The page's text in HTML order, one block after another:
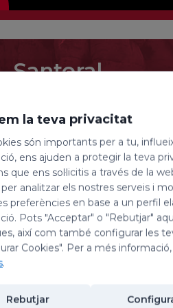
Santoral
Sant
Avui, dia 8 d’agost,
Ciríac, màrtir; i la de
Sant Domènec de
Va néixer cap al
teologia a Palència
catedral d’Osma.
la teva privacitat
són importants per a tu,
ens ajuden a protegir la teva
que ens sol·licitis a través de la
analitzar els nostres serveis i
preferències en base a un perfil
Pots "Acceptar" o "Rebutjar"
així com també configurar les
Cookies". Per a més
.
Rebutjar